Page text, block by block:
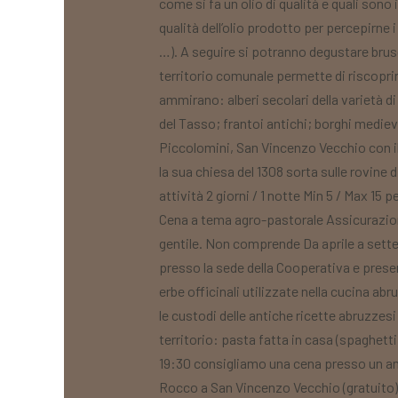
qualità dell’olio prodotto per
…). A seguire si potranno degustare
territorio comunale permette di
ammirano: alberi secolari della varietà
del Tasso; frantoi antichi; borghi
Piccolomini, San Vincenzo Vecchio con
la sua chiesa del 1308 sorta sulle
attività 2 giorni / 1 notte Min 5 / Max 15
Cena a tema agro-pastorale
gentile. Non comprende Da aprile a
presso la sede della Cooperativa e
erbe officinali utilizzate nella cucina
le custodi delle antiche ricette
territorio: pasta fatta in casa (spaghetti
19:30 consigliamo una cena presso un
Rocco a San Vincenzo Vecchio